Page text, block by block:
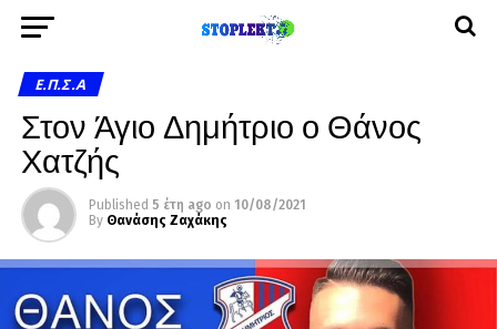
Ε.Π.Σ.Α
Στον Άγιο Δημήτριο ο Θάνος
Χατζής
Published 5 έτη ago on 10/08/2021
By Θανάσης Ζαχάκης